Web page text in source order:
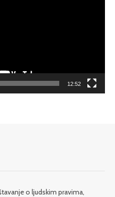
12:52
o ljudskim pravima,